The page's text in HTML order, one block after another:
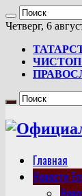
Четверг, 6
Главная
Новости